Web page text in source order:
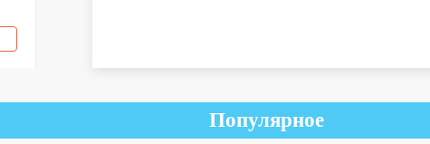
Популярное